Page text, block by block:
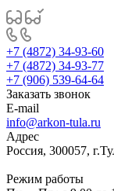
+7 (4872) 34-93-60
+7 (4872) 34-93-77
+7 (906) 539-64-64
Заказать звонок
E-mail
info@arkon-tula.ru
Адрес
Россия, 300057,
Режим работы